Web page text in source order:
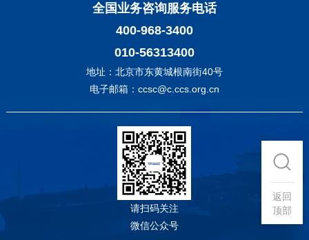
返回
顶部
全国业务咨询服务电话
400-968-3400
010-56313400
地址：北京市东黄城根南街40号
电子邮箱：ccsc@c.ccs.org.cn
请扫码关注
微信公众号